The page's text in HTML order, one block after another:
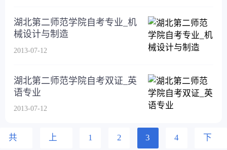
湖北第二师范学院自考专业_机
械设计与制造
2013-07-12
湖北第二师范学院自考双证_英
语专业
2013-07-12
共 上 1 2 3 4 下